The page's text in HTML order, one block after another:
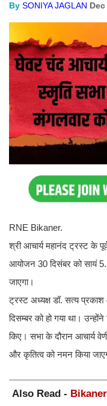
By SONIYA JAGLAN
RNE Bikaner.
श्री आचार्य महानंद ट्रस्ट के
आयोजन 30 दिसंबर को सायं
जाएगा।
ट्रस्ट अध्यक्ष डॉ. सत्य प्रकाश
दिसम्बर को हो गया था।
किए। सभा के दौरान आचार्य
और कृतित्व को नमन किया
Also Read -